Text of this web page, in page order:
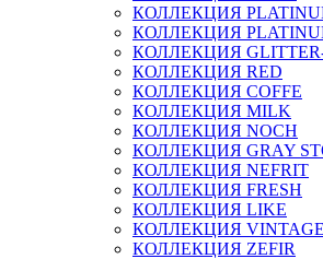
КОЛЛЕКЦИЯ
КОЛЛЕКЦИЯ
КОЛЛЕКЦИЯ
КОЛЛЕКЦИЯ RED
КОЛЛЕКЦИЯ COFFE
КОЛЛЕКЦИЯ MILK
КОЛЛЕКЦИЯ NOCH
КОЛЛЕКЦИЯ GRAY
КОЛЛЕКЦИЯ NEFRIT
КОЛЛЕКЦИЯ FRESH
КОЛЛЕКЦИЯ LIKE
КОЛЛЕКЦИЯ VINTAGE
КОЛЛЕКЦИЯ ZEFIR